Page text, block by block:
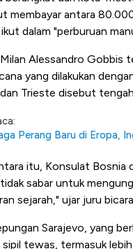
membayar antara
dalam "perburuan
Alessandro Gobbis
yang dilakukan
Trieste disebut
Perang Baru di Eropa,
itu, Konsulat Bosnia
sabar untuk
sejarah," ujar juru
Sarajevo, yang
sipil tewas, termasuk